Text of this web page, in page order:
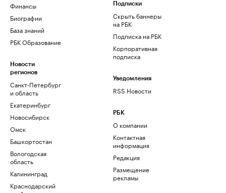
Финансы
Биографии
База знаний
РБК Образование
Новости
регионов
Санкт-Петербург
и область
Екатеринбург
Новосибирск
Омск
Башкортостан
Вологодская
область
Калининград
Краснодарский
Подписки
Скрыть баннеры
на РБК
Подписка на РБК
Корпоративная
подписка
Уведомления
RSS Новости
РБК
О компании
Контактная
информация
Редакция
Размещение
рекламы